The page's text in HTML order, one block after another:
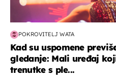
POKROVITELJ WATA
Kad su uspomene
gledanje: Mali uređaj
trenutke s ple...